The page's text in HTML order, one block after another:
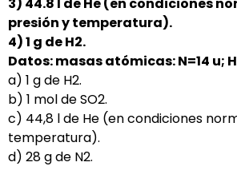
presión y temperatura).
4) 1 g de H2.
Datos: masas atómicas: N=14 u;
a) 1 g de H2.
b) 1 mol de SO2.
c) 44,8 l de He (en condiciones
temperatura).
d) 28 g de N2.